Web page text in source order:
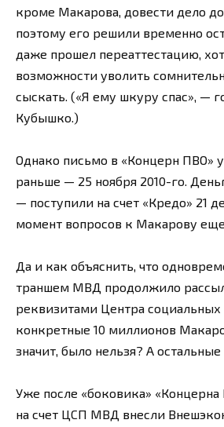
кроме Макарова, довести дело
поэтому его решили временно
даже прошел переаттестацию,
возможности уволить
сыскать. («Я ему шкуру спас», —
Кубышко.)
Однако письмо в «Концерн ПВО»
раньше — 25 ноября 2010-го.
— поступили на счет «Кредо» 21
момент вопросов к Макарову еще
Да и как объяснить, что
траншем МВД продолжило
реквизитами Центра
конкретные 10 миллионов
значит, было нельзя? А
Уже после «боковика»
на счет ЦСП МВД внесли